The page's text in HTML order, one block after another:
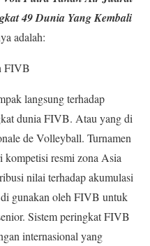
49 Dunia Yang Kembali
adalah:
FIVB
langsung terhadap
dunia FIVB. Atau yang di
de Volleyball. Turnamen
kompetisi resmi zona Asia
nilai terhadap akumulasi
gunakan oleh FIVB untuk
Sistem peringkat FIVB
internasional yang